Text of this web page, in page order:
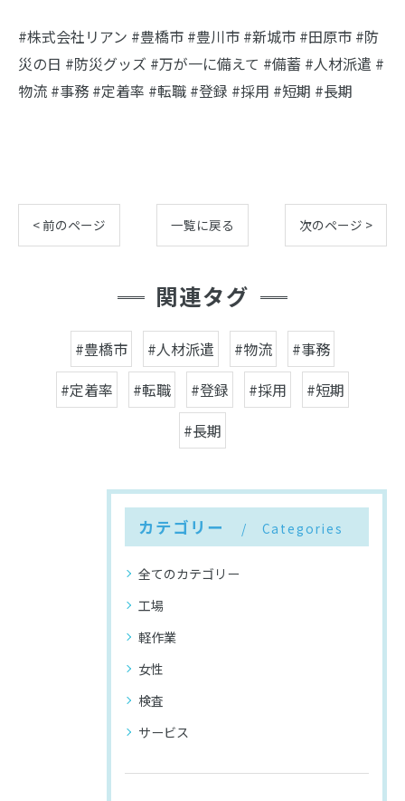
#株式会社リアン #豊橋市 #豊川市 #新城市 #田原市 #防
災の日 #防災グッズ #万が一に備えて #備蓄 #人材派遣 #
物流 #事務 #定着率 #転職 #登録 #採用 #短期 #長期
< 前のページ 一覧に戻る 次のページ >
関連タグ
#豊橋市 #人材派遣 #物流
#事務
#定着率
#転職 #登録 #採用
#短期
#長期
カテゴリー Categories
全てのカテゴリー
工場
軽作業
女性
検査
サービス